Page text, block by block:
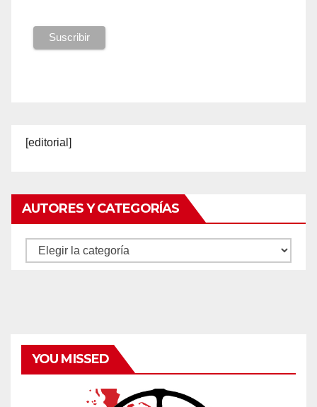
[editorial]
AUTORES Y CATEGORÍAS
Autores
YOU MISSED